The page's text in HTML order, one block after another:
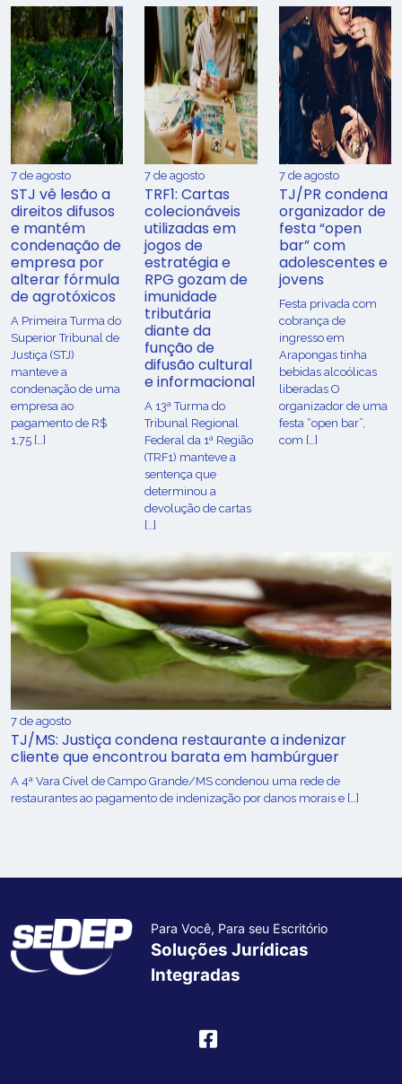
7 de agosto
STJ vê lesão a
direitos difusos
e mantém
condenação de
empresa por
alterar fórmula
de agrotóxicos
​A Primeira Turma do
Superior Tribunal de
Justiça (STJ)
manteve a
condenação de uma
empresa ao
pagamento de R$
1,75 […]
7 de agosto
TRF1: Cartas
colecionáveis
utilizadas em
jogos de
estratégia e
RPG gozam de
imunidade
tributária
diante da
função de
difusão cultural
e informacional
A 13ª Turma do
Tribunal Regional
Federal da 1ª Região
(TRF1) manteve a
sentença que
determinou a
devolução de cartas
[…]
7 de agosto
TJ/PR condena
organizador de
festa “open
bar” com
adolescentes e
jovens
Festa privada com
cobrança de
ingresso em
Arapongas tinha
bebidas alcoólicas
liberadas O
organizador de uma
festa “open bar”,
com […]
7 de agosto
TJ/MS: Justiça condena restaurante a indenizar
cliente que encontrou barata em hambúrguer
A 4ª Vara Cível de Campo Grande/MS condenou uma rede de
restaurantes ao pagamento de indenização por danos morais e […]
Para Você, Para seu Escritório
Soluções Jurídicas
Integradas